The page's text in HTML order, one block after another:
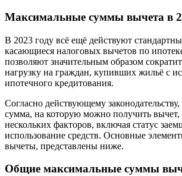
Максимальные суммы вычета в
В 2023 году всё ещё действуют
касающиеся налоговых вычетов по
позволяют значительным образом
нагрузку на граждан, купивших жильё с
ипотечного кредитования.
Согласно действующему
сумма, на которую можно получить вычет,
нескольких факторов, включая статус
использование средств. Основные
вычеты, представлены ниже.
Общие максимальные суммы